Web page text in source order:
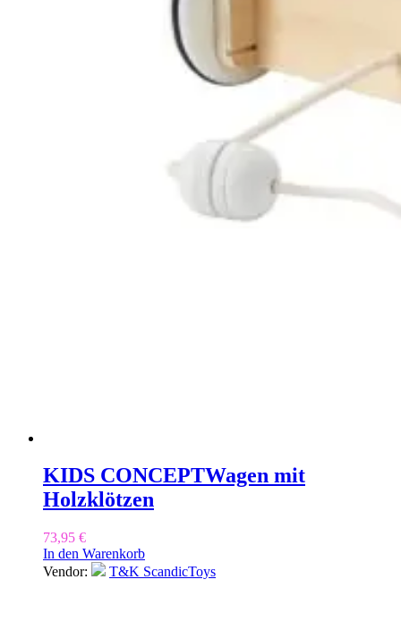
KIDS CONCEPTWagen mit
Holzklötzen
73,95 €
In den Warenkorb
Vendor:
T&K ScandicToys